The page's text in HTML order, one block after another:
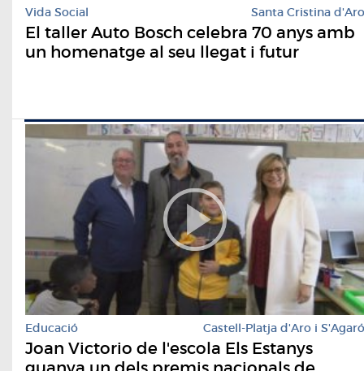
Vida Social Santa Cristina d'Aro
El taller Auto Bosch celebra 70 anys amb
un homenatge al seu llegat i futur
Educació Castell-Platja d'Aro i S'Agaró
Joan Victorio de l'escola Els Estanys